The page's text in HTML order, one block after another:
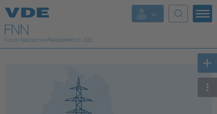
Top Themen
Fokusthemen
AI & Digital Trust